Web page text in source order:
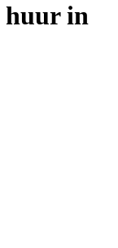
huur in